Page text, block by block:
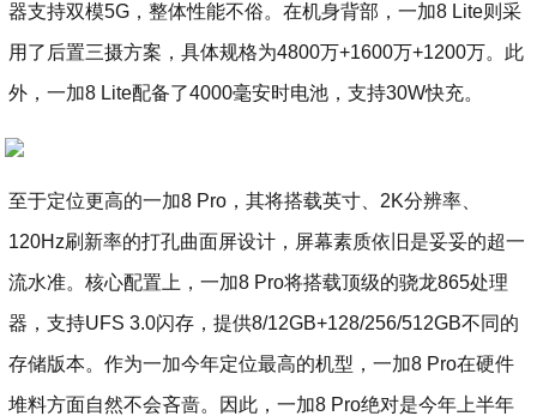
器支持双模5G，整体性能不俗。在机身背部，一加8 Lite则采
用了后置三摄方案，具体规格为4800万+1600万+1200万。此
外，一加8 Lite配备了4000毫安时电池，支持30W快充。
至于定位更高的一加8 Pro，其将搭载英寸、2K分辨率、
120Hz刷新率的打孔曲面屏设计，屏幕素质依旧是妥妥的超一
流水准。核心配置上，一加8 Pro将搭载顶级的骁龙865处理
器，支持UFS 3.0闪存，提供8/12GB+128/256/512GB不同的
存储版本。作为一加今年定位最高的机型，一加8 Pro在硬件
堆料方面自然不会吝啬。因此，一加8 Pro绝对是今年上半年